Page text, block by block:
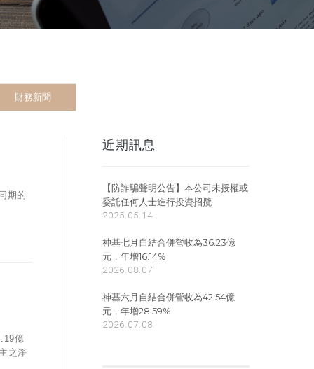
財務新聞
期的
億
之淨
近期訊息
【防詐騙聲明公告】本公司未授權或
委託任何人士進行投資招攬
2025.05.14
神基七月自結合併營收為36.23億
元，年增16.14%
2026.08.07
神基六月自結合併營收為42.54億
元，年增28.59%
2026.07.08